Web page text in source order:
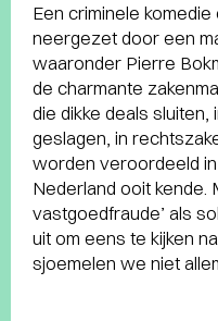
Een criminele
neergezet door een
waaronder Pierre
de charmante
die dikke deals
geslagen, in
worden veroordeeld
Nederland ooit kende.
vastgoedfraude’ als
uit om eens te kijken
sjoemelen we niet